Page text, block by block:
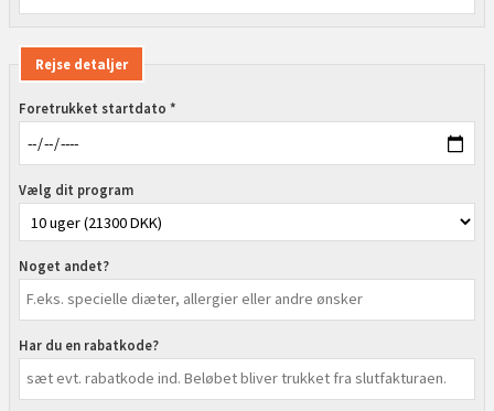
Rejse detaljer
Foretrukket startdato *
Vælg dit program
Noget andet?
Har du en rabatkode?